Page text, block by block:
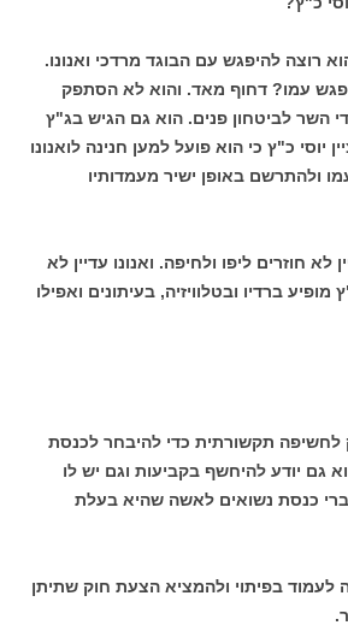
רוצה להיפגש עם הבוגד מרדכי ואנונו.
עמו? דחוף מאד. והוא לא הסתפק
השר לביטחון פנים. הוא גם הגיש בג"ץ
יוסי כ"ץ כי הוא פועל למען חנינה לואנונו
ולהתרשם באופן ישיר מעמדותיו
לא חוזרים ליפו ולחיפה. ואנונו עדיין לא
ברדיו ובטלוויזיה, בעיתונים ואפילו
לחשיפה תקשורתית כדי להיבחר לכנסת
גם יודע להיחשף בקביעות וגם יש לו
כנסת נשואים לאשה שהיא בעלת
לעמוד בפיתוי ולהמציא הצעת חוק שתיתן